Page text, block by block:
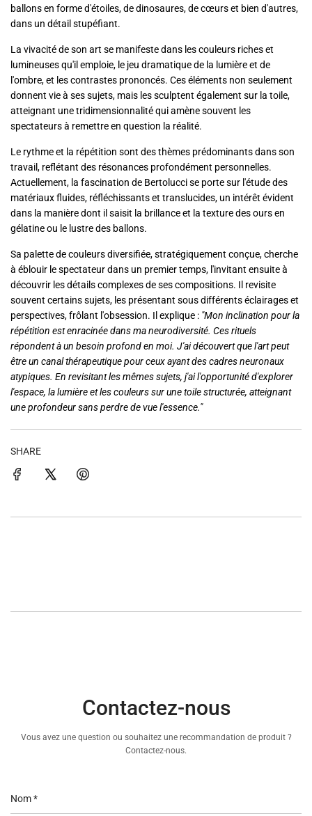
ballons en forme d'étoiles, de dinosaures, de cœurs et bien d'autres,
dans un détail stupéfiant.
La vivacité de son art se manifeste dans les couleurs riches et
lumineuses qu'il emploie, le jeu dramatique de la lumière et de
l'ombre, et les contrastes prononcés. Ces éléments non seulement
donnent vie à ses sujets, mais les sculptent également sur la toile,
atteignant une tridimensionnalité qui amène souvent les
spectateurs à remettre en question la réalité.
Le rythme et la répétition sont des thèmes prédominants dans son
travail, reflétant des résonances profondément personnelles.
Actuellement, la fascination de Bertolucci se porte sur l'étude des
matériaux fluides, réfléchissants et translucides, un intérêt évident
dans la manière dont il saisit la brillance et la texture des ours en
gélatine ou le lustre des ballons.
Sa palette de couleurs diversifiée, stratégiquement conçue, cherche
à éblouir le spectateur dans un premier temps, l'invitant ensuite à
découvrir les détails complexes de ses compositions. Il revisite
souvent certains sujets, les présentant sous différents éclairages et
perspectives, frôlant l'obsession. Il explique : "Mon inclination pour la
répétition est enracinée dans ma neurodiversité. Ces rituels
répondent à un besoin profond en moi. J'ai découvert que l'art peut
être un canal thérapeutique pour ceux ayant des cadres neuronaux
atypiques. En revisitant les mêmes sujets, j'ai l'opportunité d'explorer
l'espace, la lumière et les couleurs sur une toile structurée, atteignant
une profondeur sans perdre de vue l'essence."
SHARE
Contactez-nous
Vous avez une question ou souhaitez une recommandation de produit ?
Contactez-nous.